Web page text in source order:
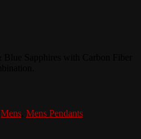
Mens Mens Pendants